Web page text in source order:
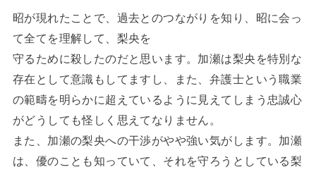
昭が現れたことで、過去とのつながりを知り、昭に会っ
て全てを理解して、梨央を
守るために殺したのだと思います。加瀬は梨央を特別な
存在として意識もしてますし、また、弁護士という職業
の範疇を明らかに超えているように見えてしまう忠誠心
がどうしても怪しく思えてなりません。
また、加瀬の梨央への干渉がやや強い気がします。加瀬
は、優のことも知っていて、それを守ろうとしている梨